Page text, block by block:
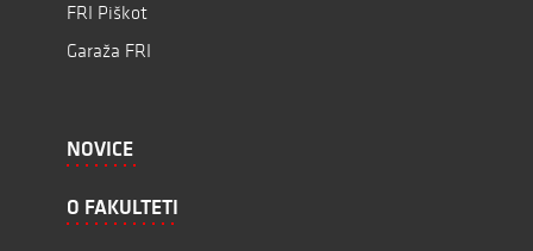
FRI Piškot
Garaža FRI
NOVICE
O FAKULTETI